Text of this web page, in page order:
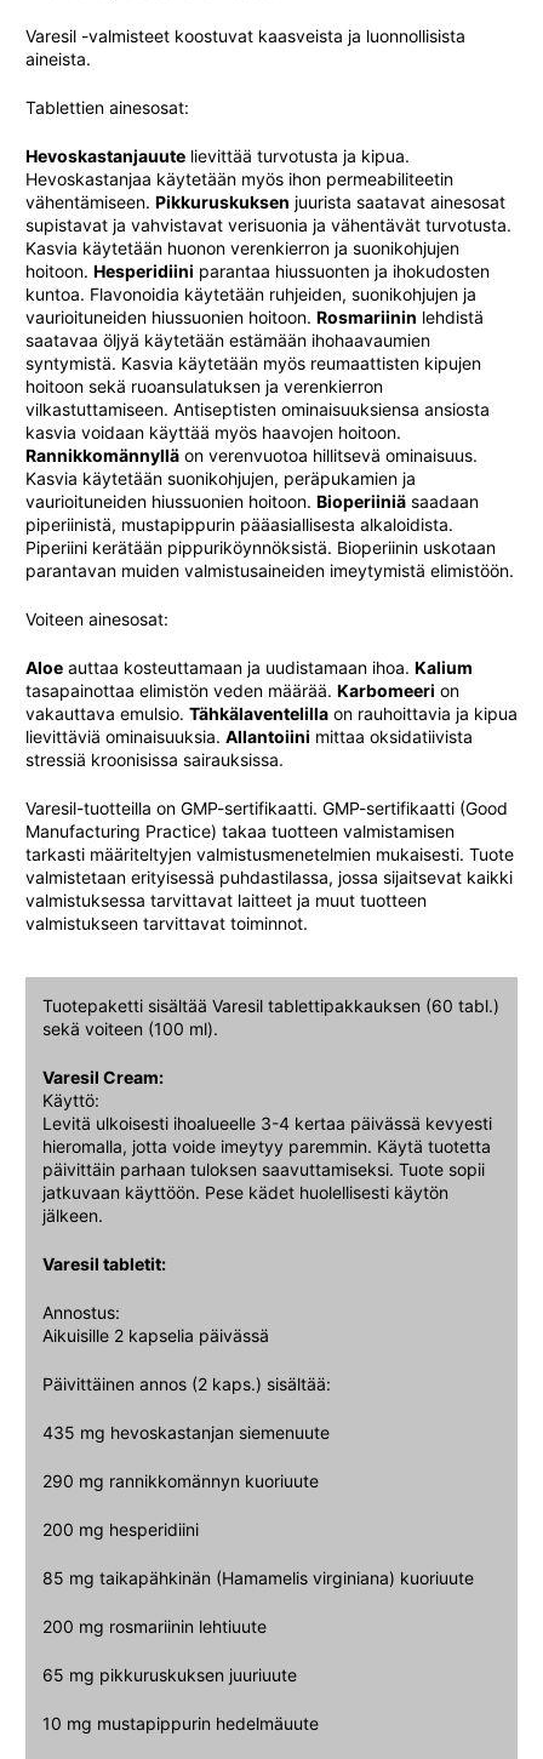
Varesil -valmisteet koostuvat kaasveista ja luonnollisista
aineista.
Tablettien ainesosat:
Hevoskastanjauute lievittää turvotusta ja kipua.
Hevoskastanjaa käytetään myös ihon permeabiliteetin
vähentämiseen. Pikkuruskuksen juurista saatavat ainesosat
supistavat ja vahvistavat verisuonia ja vähentävät turvotusta.
Kasvia käytetään huonon verenkierron ja suonikohjujen
hoitoon. Hesperidiini parantaa hiussuonten ja ihokudosten
kuntoa. Flavonoidia käytetään ruhjeiden, suonikohjujen ja
vaurioituneiden hiussuonien hoitoon. Rosmariinin lehdistä
saatavaa öljyä käytetään estämään ihohaavaumien
syntymistä. Kasvia käytetään myös reumaattisten kipujen
hoitoon sekä ruoansulatuksen ja verenkierron
vilkastuttamiseen. Antiseptisten ominaisuuksiensa ansiosta
kasvia voidaan käyttää myös haavojen hoitoon.
Rannikkomännyllä on verenvuotoa hillitsevä ominaisuus.
Kasvia käytetään suonikohjujen, peräpukamien ja
vaurioituneiden hiussuonien hoitoon. Bioperiiniä saadaan
piperiinistä, mustapippurin pääasiallisesta alkaloidista.
Piperiini kerätään pippuriköynnöksistä. Bioperiinin uskotaan
parantavan muiden valmistusaineiden imeytymistä elimistöön.
Voiteen ainesosat:
Aloe auttaa kosteuttamaan ja uudistamaan ihoa. Kalium
tasapainottaa elimistön veden määrää. Karbomeeri on
vakauttava emulsio. Tähkälaventelilla on rauhoittavia ja kipua
lievittäviä ominaisuuksia. Allantoiini mittaa oksidatiivista
stressiä kroonisissa sairauksissa.
Varesil-tuotteilla on GMP-sertifikaatti. GMP-sertifikaatti (Good
Manufacturing Practice) takaa tuotteen valmistamisen
tarkasti määriteltyjen valmistusmenetelmien mukaisesti. Tuote
valmistetaan erityisessä puhdastilassa, jossa sijaitsevat kaikki
valmistuksessa tarvittavat laitteet ja muut tuotteen
valmistukseen tarvittavat toiminnot.
Tuotepaketti sisältää Varesil tablettipakkauksen (60 tabl.)
sekä voiteen (100 ml).
Varesil Cream:
Käyttö:
Levitä ulkoisesti ihoalueelle 3-4 kertaa päivässä kevyesti
hieromalla, jotta voide imeytyy paremmin. Käytä tuotetta
päivittäin parhaan tuloksen saavuttamiseksi. Tuote sopii
jatkuvaan käyttöön. Pese kädet huolellisesti käytön
jälkeen.
Varesil tabletit:
Annostus:
Aikuisille 2 kapselia päivässä
Päivittäinen annos (2 kaps.) sisältää:
435 mg hevoskastanjan siemenuute
290 mg rannikkomännyn kuoriuute
200 mg hesperidiini
85 mg taikapähkinän (Hamamelis virginiana) kuoriuute
200 mg rosmariinin lehtiuute
65 mg pikkuruskuksen juuriuute
10 mg mustapippurin hedelmäuute